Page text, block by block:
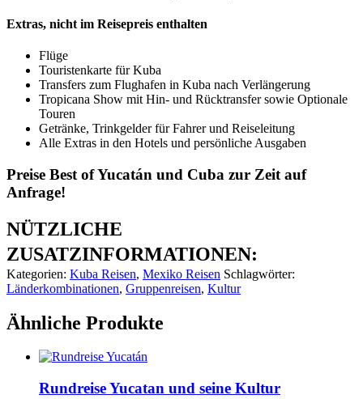
Extras, nicht im Reisepreis enthalten
Flüge
Touristenkarte für Kuba
Transfers zum Flughafen in Kuba nach Verlängerung
Tropicana Show mit Hin- und Rücktransfer sowie Optionale
Touren
Getränke, Trinkgelder für Fahrer und Reiseleitung
Alle Extras in den Hotels und persönliche Ausgaben
Preise Best of Yucatán und Cuba zur Zeit auf
Anfrage!
NÜTZLICHE
ZUSATZINFORMATIONEN:
Kategorien: Kuba Reisen, Mexiko Reisen Schlagwörter:
Länderkombinationen, Gruppenreisen, Kultur
Ähnliche Produkte
Rundreise Yucatan und seine Kultur